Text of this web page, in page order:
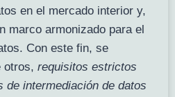
en el mercado interior y,
marco armonizado para el
Con este fin, se
otros, requisitos estrictos
de intermediación de datos